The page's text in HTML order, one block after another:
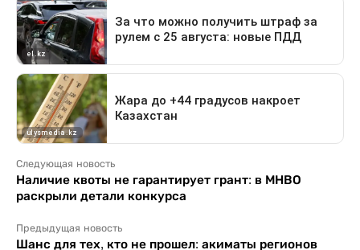
Следующая новость
Наличие квоты не гарантирует грант: в МНВО
раскрыли детали конкурса
Предыдущая новость
Шанс для тех, кто не прошел: акиматы регионов